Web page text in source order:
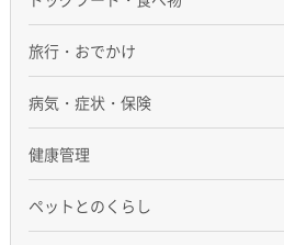
旅行・おでかけ
病気・症状・保険
健康管理
ペットとのくらし